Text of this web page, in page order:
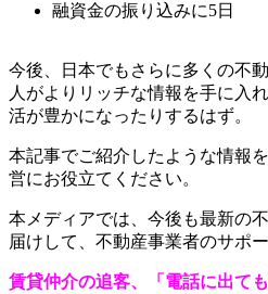
融資金の振り込みに5日
今後、日本でもさらに多くの不
人がよりリッチな情報を手に入
活が豊かになったりするはず。
本記事でご紹介したような情報
営にお役立てください。
本メディアでは、今後も最新の
届けして、不動産事業者のサポ
賃貸仲介の追客、「電話に出て